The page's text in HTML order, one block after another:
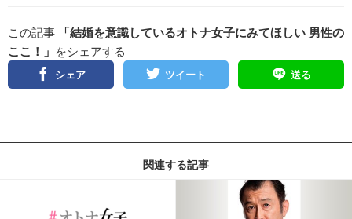
この記事
「結婚を意識しているオトナ女子にみてほしい 男性の
ここ！」 をシェアする
シェア ツイート 送る
関連する記事